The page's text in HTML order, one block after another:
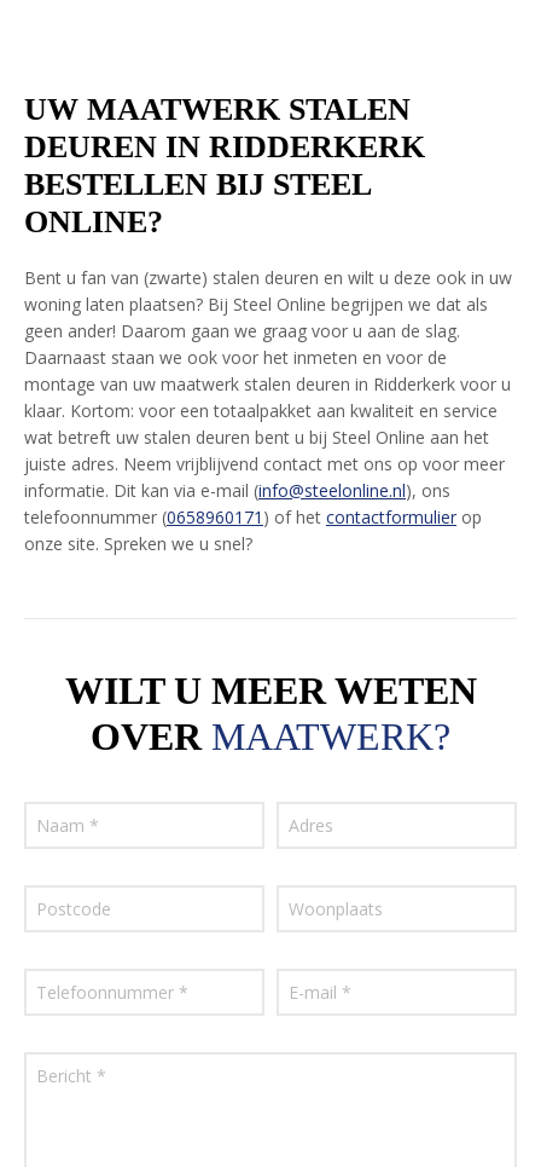
UW MAATWERK STALEN
DEUREN IN RIDDERKERK
BESTELLEN BIJ STEEL
ONLINE?
Bent u fan van (zwarte) stalen deuren en wilt u deze ook in uw
woning laten plaatsen? Bij Steel Online begrijpen we dat als
geen ander! Daarom gaan we graag voor u aan de slag.
Daarnaast staan we ook voor het inmeten en voor de
montage van uw maatwerk stalen deuren in Ridderkerk voor u
klaar. Kortom: voor een totaalpakket aan kwaliteit en service
wat betreft uw stalen deuren bent u bij Steel Online aan het
juiste adres. Neem vrijblijvend contact met ons op voor meer
informatie. Dit kan via e-mail (info@steelonline.nl), ons
telefoonnummer (0658960171 ) of het contactformulier op
onze site. Spreken we u snel?
WILT U MEER WETEN
OVER MAATWERK?